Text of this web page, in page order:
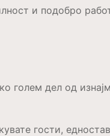
и подобро
голем дел од
гости,